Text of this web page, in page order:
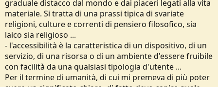
graduale distacco dal mondo e dai piaceri legati alla vita
materiale. Si tratta di una prassi tipica di svariate
religioni, culture e correnti di pensiero filosofico, sia
laico sia religioso ...
- l'accessibilità è la caratteristica di un dispositivo, di un
servizio, di una risorsa o di un ambiente d'essere fruibile
con facilità da una qualsiasi tipologia d'utente ...
Per il termine di umanità, di cui mi premeva di più poter